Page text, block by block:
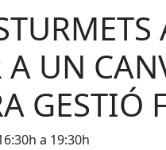
A UN
GESTIÓ
a 19:30h